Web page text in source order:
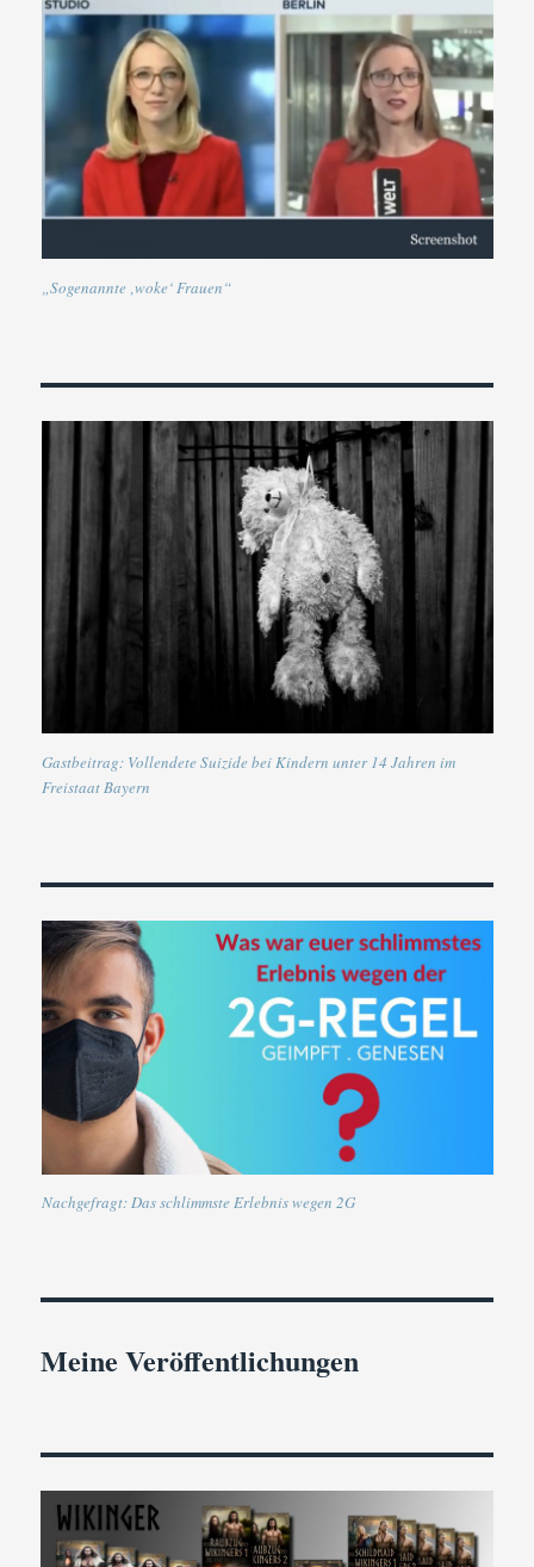
„Sogenannte ‚woke‘ Frauen“
Gastbeitrag: Vollendete Suizide bei Kindern unter 14 Jahren im
Freistaat Bayern
Nachgefragt: Das schlimmste Erlebnis wegen 2G
Meine Veröffentlichungen